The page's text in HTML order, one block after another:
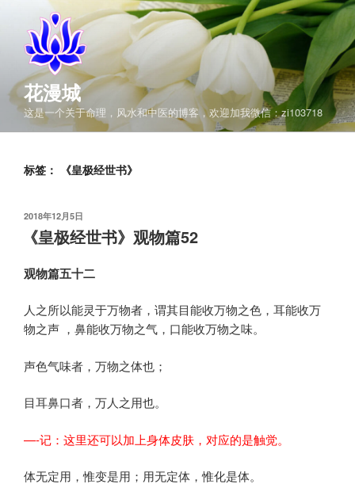
花漫城
这是一个关于命理，风水和中医的博客，欢迎加我微信：zi103718
标签： 《皇极经世书》
发
2018年12月5日
《皇极经世书》观物篇52
观物篇五十二
人之所以能灵于万物者，谓其目能收万物之色，耳能收万
物之声 ，鼻能收万物之气，口能收万物之味。
声色气味者，万物之体也；
目耳鼻口者，万人之用也。
—-记：这里还可以加上身体皮肤，对应的是触觉。
体无定用，惟变是用；用无定体，惟化是体。